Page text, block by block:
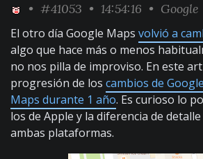
• #41053 • 14:54:16 • Google
El otro día Google Maps volvió a
algo que hace más o menos
no nos pilla de improviso. En este
progresión de los cambios de
Maps durante 1 año. Es curioso lo
los de Apple y la diferencia de
ambas plataformas.